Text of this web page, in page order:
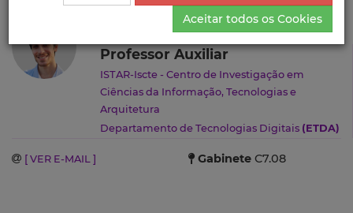
Bruno Mataloto
Professor Auxiliar
ISTAR-Iscte - Centro de Investigação em
Ciências da Informação, Tecnologias e
Arquitetura
Departamento de Tecnologias Digitais (ETDA)
[ VER E-MAIL ] Gabinete C7.08
Aceitar todos os Cookies